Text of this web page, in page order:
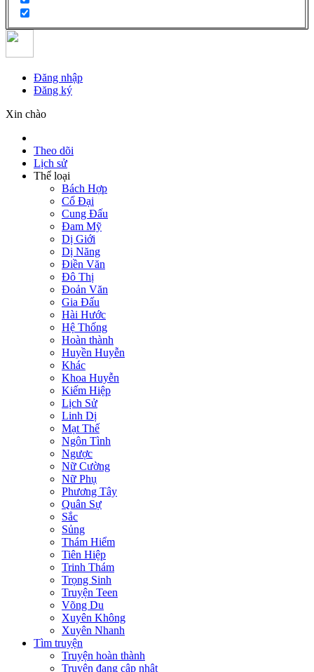
Đăng nhập
Đăng ký
Xin chào
Theo dõi
Lịch sử
Thể loại
Bách Hợp
Cổ Đại
Cung Đấu
Đam Mỹ
Dị Giới
Dị Năng
Điền Văn
Đô Thị
Đoản Văn
Gia Đấu
Hài Hước
Hệ Thống
Hoàn thành
Huyền Huyễn
Khác
Khoa Huyễn
Kiếm Hiệp
Lịch Sử
Linh Dị
Mạt Thế
Ngôn Tình
Ngược
Nữ Cường
Nữ Phụ
Phương Tây
Quân Sự
Sắc
Sủng
Thám Hiểm
Tiên Hiệp
Trinh Thám
Trọng Sinh
Truyện Teen
Võng Du
Xuyên Không
Xuyên Nhanh
Tìm truyện
Truyện hoàn thành
Truyện đang cập nhật